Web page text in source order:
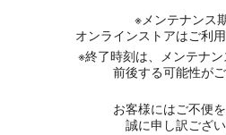
※メンテナンス
オンラインストアはご利
※終了時刻は、メンテナ
前後する可能性がご
お客様にはご不便を
誠に申し訳ござい